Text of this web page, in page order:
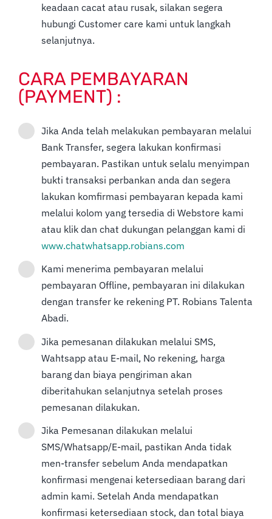
keadaan cacat atau rusak, silakan segera
hubungi Customer care kami untuk langkah
selanjutnya.
CARA PEMBAYARAN
(PAYMENT) :
Jika Anda telah melakukan pembayaran melalui
Bank Transfer, segera lakukan konfirmasi
pembayaran. Pastikan untuk selalu menyimpan
bukti transaksi perbankan anda dan segera
lakukan komfirmasi pembayaran kepada kami
melalui kolom yang tersedia di Webstore kami
atau klik dan chat dukungan pelanggan kami di
www.chatwhatsapp.robians.com
Kami menerima pembayaran melalui
pembayaran Offline, pembayaran ini dilakukan
dengan transfer ke rekening PT. Robians Talenta
Abadi.
Jika pemesanan dilakukan melalui SMS,
Wahtsapp atau E-mail, No rekening, harga
barang dan biaya pengiriman akan
diberitahukan selanjutnya setelah proses
pemesanan dilakukan.
Jika Pemesanan dilakukan melalui
SMS/Whatsapp/E-mail, pastikan Anda tidak
men-transfer sebelum Anda mendapatkan
konfirmasi mengenai ketersediaan barang dari
admin kami. Setelah Anda mendapatkan
konfirmasi ketersediaan stock, dan total biaya